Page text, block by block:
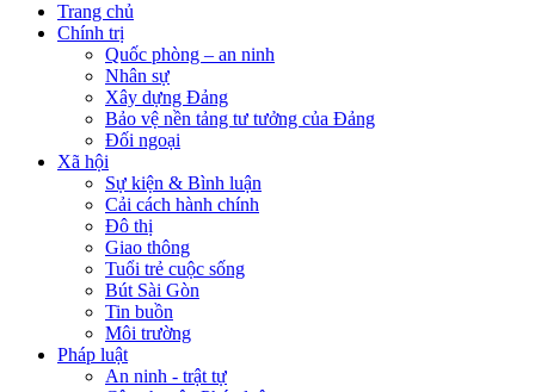
Trang chủ
Chính trị
Quốc phòng – an ninh
Nhân sự
Xây dựng Đảng
Bảo vệ nền tảng tư tưởng của Đảng
Đối ngoại
Xã hội
Sự kiện & Bình luận
Cải cách hành chính
Đô thị
Giao thông
Tuổi trẻ cuộc sống
Bút Sài Gòn
Tin buồn
Môi trường
Pháp luật
An ninh - trật tự